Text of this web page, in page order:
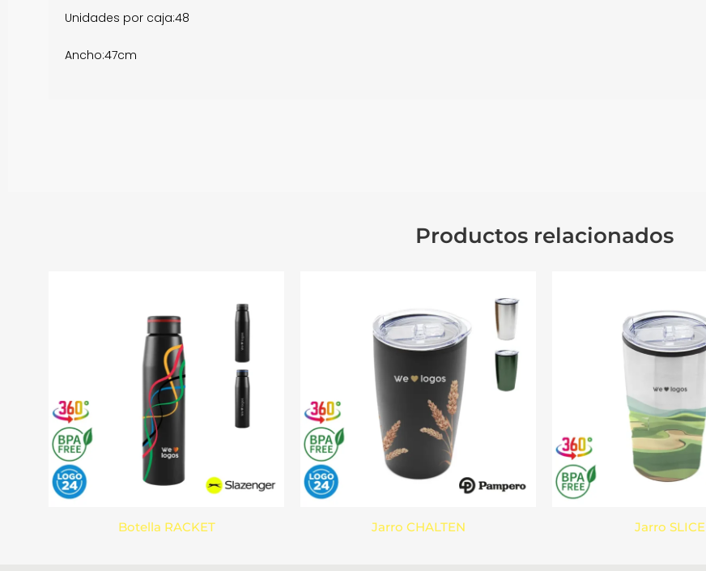
Unidades por caja:48
Ancho:47cm
Productos relacionados
Botella RACKET Jarro CHALTEN Jarro SLICE